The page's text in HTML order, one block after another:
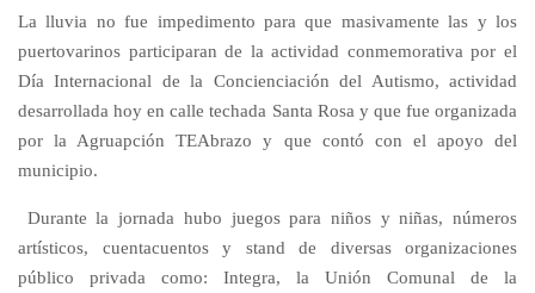
La lluvia no fue impedimento para que masivamente las y los
puertovarinos participaran de la actividad conmemorativa por el
Día Internacional de la Concienciación del Autismo, actividad
desarrollada hoy en calle techada Santa Rosa y que fue organizada
por la Agruapción TEAbrazo y que contó con el apoyo del
municipio.
Durante la jornada hubo juegos para niños y niñas, números
artísticos, cuentacuentos y stand de diversas organizaciones
público privada como: Integra, la Unión Comunal de la